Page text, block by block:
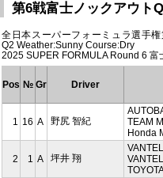
第6戦富士ノックアウト
全日本スーパーフォーミュラ選手
Q2 Weather:Sunny Course:Dry
2025 SUPER FORMULA Round 6
Pos № Gr Driver
1 16 A 野尻 智紀
TEAM
Honda
2 1 A 坪井 翔